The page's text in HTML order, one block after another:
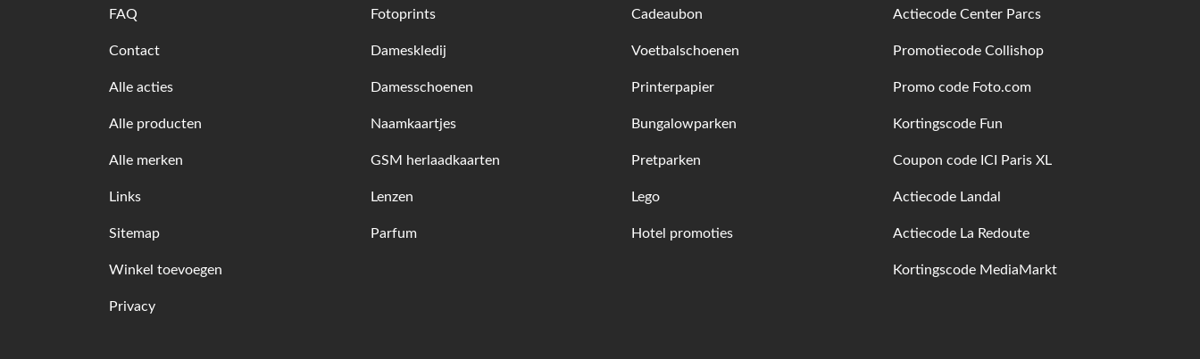
FAQ
Contact
Alle acties
Alle producten
Alle merken
Links
Sitemap
Winkel toevoegen
Privacy
Fotoprints
Dameskledij
Damesschoenen
Naamkaartjes
GSM herlaadkaarten
Lenzen
Parfum
Cadeaubon
Voetbalschoenen
Printerpapier
Bungalowparken
Pretparken
Lego
Hotel promoties
Actiecode Center Parcs
Promotiecode Collishop
Promo code Foto.com
Kortingscode Fun
Coupon code ICI Paris XL
Actiecode Landal
Actiecode La Redoute
Kortingscode MediaMarkt